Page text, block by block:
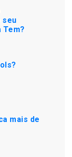
seu
Tem?
mais de